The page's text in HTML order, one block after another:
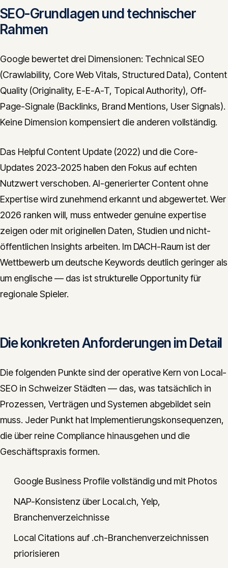
SEO-Grundlagen und technischer
Rahmen
Google bewertet drei Dimensionen: Technical SEO
(Crawlability, Core Web Vitals, Structured Data), Content
Quality (Originality, E-E-A-T, Topical Authority), Off-
Page-Signale (Backlinks, Brand Mentions, User Signals).
Keine Dimension kompensiert die anderen vollständig.
Das Helpful Content Update (2022) und die Core-
Updates 2023-2025 haben den Fokus auf echten
Nutzwert verschoben. AI-generierter Content ohne
Expertise wird zunehmend erkannt und abgewertet. Wer
2026 ranken will, muss entweder genuine expertise
zeigen oder mit originellen Daten, Studien und nicht-
öffentlichen Insights arbeiten. Im DACH-Raum ist der
Wettbewerb um deutsche Keywords deutlich geringer als
um englische — das ist strukturelle Opportunity für
regionale Spieler.
Die konkreten Anforderungen im Detail
Die folgenden Punkte sind der operative Kern von Local-
SEO in Schweizer Städten — das, was tatsächlich in
Prozessen, Verträgen und Systemen abgebildet sein
muss. Jeder Punkt hat Implementierungskonsequenzen,
die über reine Compliance hinausgehen und die
Geschäftspraxis formen.
Google Business Profile vollständig und mit Photos
NAP-Konsistenz über Local.ch, Yelp,
Branchenverzeichnisse
Local Citations auf .ch-Branchenverzeichnissen
priorisieren